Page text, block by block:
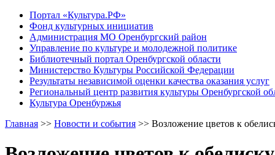
Портал «Культура.РФ»
Фонд культурных инициатив
Администрация МО Оренбургский район
Управление по культуре и молодежной политике
Библиотечный портал Оренбургской области
Министерство Культуры Российской Федерации
Результаты независимой оценки качества оказания услуг
Региональный центр развития культуры Оренбургской
Культура Оренбуржья
Главная >> Новости и события >> Возложение цветов к